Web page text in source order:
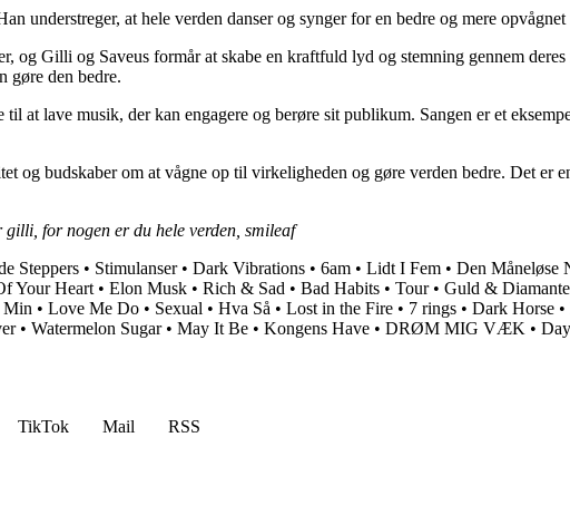
understreger, at hele verden danser og synger for en bedre og mere
og Gilli og Saveus formår at skabe en kraftfuld lyd og stemning gennem
gøre den bedre.
at lave musik, der kan engagere og berøre sit publikum. Sangen er et
og budskaber om at vågne op til virkeligheden og gøre verden bedre. Det er
for nogen er du hele verden, smileaf
Steppers • Stimulanser• Dark Vibrations • 6am • Lidt I Fem • Den Måneløse
Your Heart • Elon Musk • Rich & Sad • Bad Habits • Tour• Guld &
Min • Love Me Do • Sexual • Hva Så • Lost in the Fire • 7 rings • Dark Horse •
• Watermelon Sugar• May It Be • Kongens Have • DRØM MIG VÆK •
TikTok Mail
RSS